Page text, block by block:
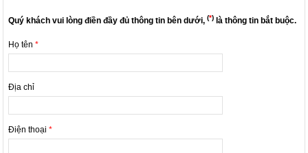
Quý khách vui lòng điền đầy đủ thông tin bên dưới,(*) là thông tin bắt buộc.
Họ tên*
Địa chỉ
Điện thoại*